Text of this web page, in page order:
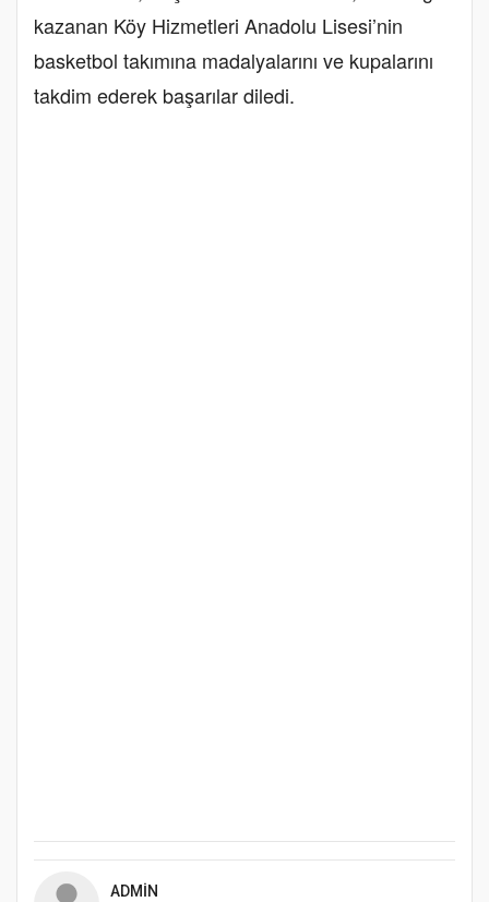
kazanan Köy Hizmetleri Anadolu Lisesi’nin
basketbol takımına madalyalarını ve kupalarını
takdim ederek başarılar diledi.
ADMIN